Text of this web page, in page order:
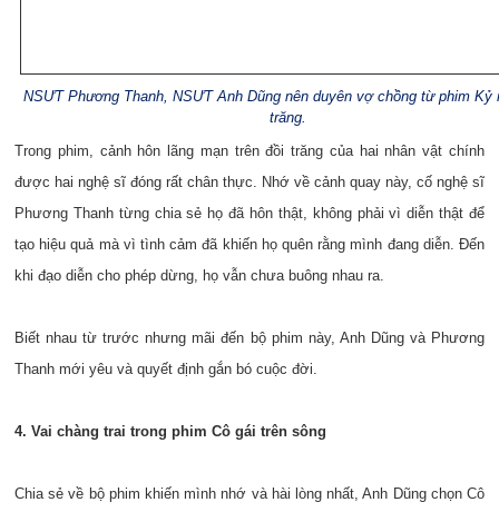
NSƯT Phương Thanh, NSƯT Anh Dũng nên duyên vợ chồng từ phim Kỷ
trăng.
Trong phim, cảnh hôn lãng mạn trên đồi trăng của hai nhân vật chính
được hai nghệ sĩ đóng rất chân thực. Nhớ về cảnh quay này, cố nghệ sĩ
Phương Thanh từng chia sẻ họ đã hôn thật, không phải vì diễn thật để
tạo hiệu quả mà vì tình cảm đã khiến họ quên rằng mình đang diễn. Đến
khi đạo diễn cho phép dừng, họ vẫn chưa buông nhau ra.
Biết nhau từ trước nhưng mãi đến bộ phim này, Anh Dũng và Phương
Thanh mới yêu và quyết định gắn bó cuộc đời.
4. Vai chàng trai trong phim Cô gái trên sông
Chia sẻ về bộ phim khiến mình nhớ và hài lòng nhất, Anh Dũng chọn Cô